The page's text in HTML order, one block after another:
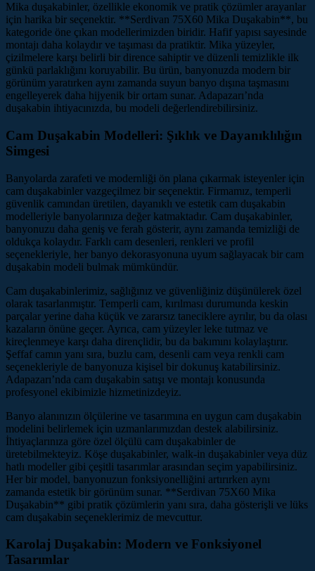
Mika duşakabinler, özellikle ekonomik ve pratik çözümler arayanlar
için harika bir seçenektir. **Serdivan 75X60 Mika Duşakabin**, bu
kategoride öne çıkan modellerimizden biridir. Hafif yapısı sayesinde
montajı daha kolaydır ve taşıması da pratiktir. Mika yüzeyler,
çizilmelere karşı belirli bir dirence sahiptir ve düzenli temizlikle ilk
günkü parlaklığını koruyabilir. Bu ürün, banyonuzda modern bir
görünüm yaratırken aynı zamanda suyun banyo dışına taşmasını
engelleyerek daha hijyenik bir ortam sunar. Adapazarı’nda
duşakabin ihtiyacınızda, bu modeli değerlendirebilirsiniz.
Cam Duşakabin Modelleri: Şıklık ve Dayanıklılığın
Simgesi
Banyolarda zarafeti ve modernliği ön plana çıkarmak isteyenler için
cam duşakabinler vazgeçilmez bir seçenektir. Firmamız, temperli
güvenlik camından üretilen, dayanıklı ve estetik cam duşakabin
modelleriyle banyolarınıza değer katmaktadır. Cam duşakabinler,
banyonuzu daha geniş ve ferah gösterir, aynı zamanda temizliği de
oldukça kolaydır. Farklı cam desenleri, renkleri ve profil
seçenekleriyle, her banyo dekorasyonuna uyum sağlayacak bir cam
duşakabin modeli bulmak mümkündür.
Cam duşakabinlerimiz, sağlığınız ve güvenliğiniz düşünülerek özel
olarak tasarlanmıştır. Temperli cam, kırılması durumunda keskin
parçalar yerine daha küçük ve zararsız taneciklere ayrılır, bu da olası
kazaların önüne geçer. Ayrıca, cam yüzeyler leke tutmaz ve
kireçlenmeye karşı daha dirençlidir, bu da bakımını kolaylaştırır.
Şeffaf camın yanı sıra, buzlu cam, desenli cam veya renkli cam
seçenekleriyle de banyonuza kişisel bir dokunuş katabilirsiniz.
Adapazarı’nda cam duşakabin satışı ve montajı konusunda
profesyonel ekibimizle hizmetinizdeyiz.
Banyo alanınızın ölçülerine ve tasarımına en uygun cam duşakabin
modelini belirlemek için uzmanlarımızdan destek alabilirsiniz.
İhtiyaçlarınıza göre özel ölçülü cam duşakabinler de
üretebilmekteyiz. Köşe duşakabinler, walk-in duşakabinler veya düz
hatlı modeller gibi çeşitli tasarımlar arasından seçim yapabilirsiniz.
Her bir model, banyonuzun fonksiyonelliğini artırırken aynı
zamanda estetik bir görünüm sunar. **Serdivan 75X60 Mika
Duşakabin** gibi pratik çözümlerin yanı sıra, daha gösterişli ve lüks
cam duşakabin seçeneklerimiz de mevcuttur.
Karolaj Duşakabin: Modern ve Fonksiyonel
Tasarımlar